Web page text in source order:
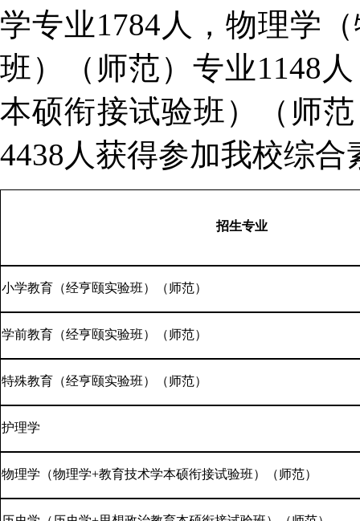
学专业1784人，物理学
班）（师范）专业1148
本硕衔接试验班）（师
4438人获得参加我校综
招生专业
小学教育（经亨颐实验班）（师范）
学前教育（经亨颐实验班）（师范）
特殊教育（经亨颐实验班）（师范）
护理学
物理学（物理学+教育技术学本硕衔接试验班）（师范）